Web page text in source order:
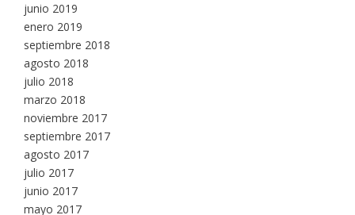
junio 2019
enero 2019
septiembre 2018
agosto 2018
julio 2018
marzo 2018
noviembre 2017
septiembre 2017
agosto 2017
julio 2017
junio 2017
mayo 2017